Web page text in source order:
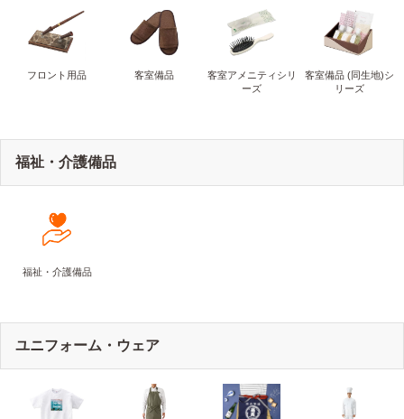
フロント用品 客室備品
客室アメニティシリ
ーズ
客室備品 (同生地)シ
リーズ
福祉・介護備品
福祉・介護備品
ユニフォーム・ウェア